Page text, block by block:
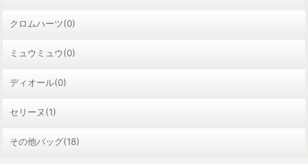
クロムハーツ(0)
ミュウミュウ(0)
ディオール(0)
セリーヌ(1)
その他バッグ(18)